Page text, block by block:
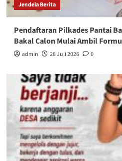
Jendela Berita
Pendaftaran Pilkades Pantai
Bakal Calon Mulai Ambil
admin 28 Juli 2026 0